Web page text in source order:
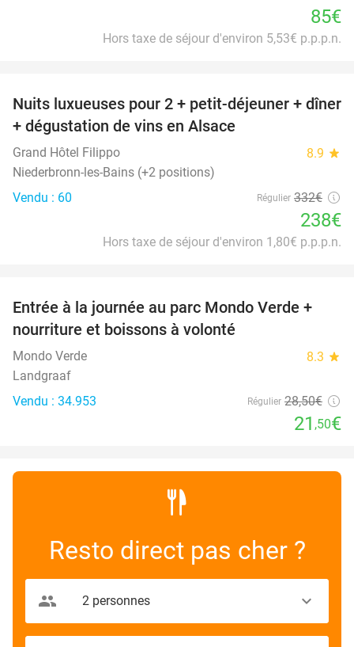
85€
Hors taxe de séjour d'environ 5,53€ p.p.p.n.
28%
Nuits luxueuses pour 2 + petit-déjeuner + dîner
+ dégustation de vins en Alsace
Grand Hôtel Filippo 8.9 star
Niederbronn-les-Bains (+2 positions)
Vendu : 60
Régulier 332€
238€
Hors taxe de séjour d'environ 1,80€ p.p.p.n.
25%
Entrée à la journée au parc Mondo Verde +
nourriture et boissons à volonté
Mondo Verde 8.3 star
Landgraaf
Vendu : 34.953
Régulier 28,50€
21 ,50€
Resto direct pas cher ?